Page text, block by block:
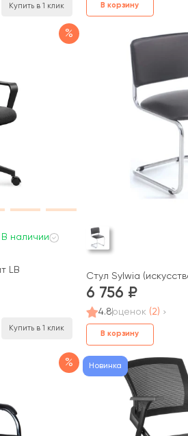
Купить в 1 клик В корзину
%
В наличии
LB
Купить в 1 клик
Стул Sylwia
6 756
4.8оценок (2)
В корзину
% Новинка